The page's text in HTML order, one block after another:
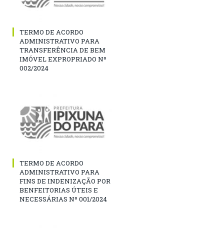
TERMO DE ACORDO
ADMINISTRATIVO PARA
TRANSFERÊNCIA DE BEM
IMÓVEL EXPROPRIADO Nº
002/2024
TERMO DE ACORDO
ADMINISTRATIVO PARA
FINS DE INDENIZAÇÃO POR
BENFEITORIAS ÚTEIS E
NECESSÁRIAS Nº 001/2024